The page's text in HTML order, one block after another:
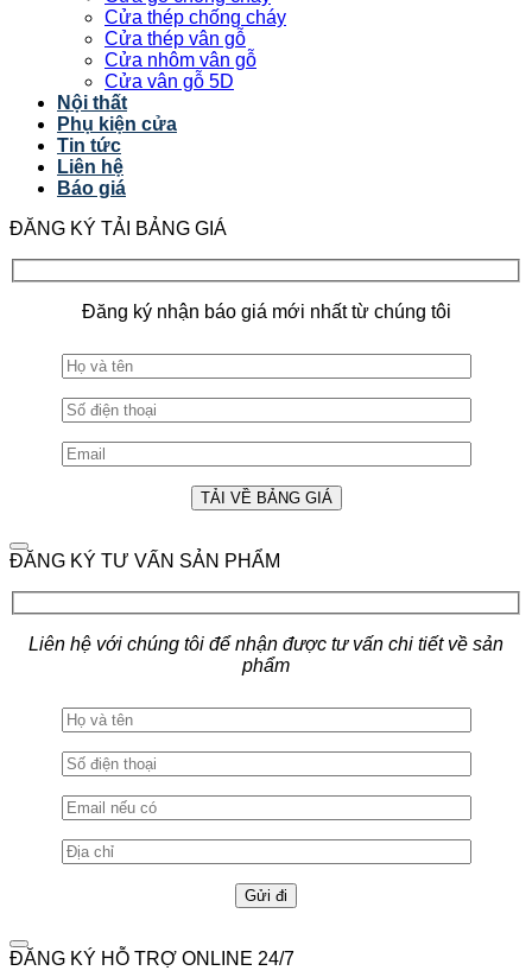
Cửa thép chống cháy
Cửa thép vân gỗ
Cửa nhôm vân gỗ
Cửa vân gỗ 5D
Nội thất
Phụ kiện cửa
Tin tức
Liên hệ
Báo giá
ĐĂNG KÝ TẢI BẢNG GIÁ
Đăng ký nhận báo giá mới nhất từ chúng tôi
ĐĂNG KÝ TƯ VẤN SẢN PHẨM
Liên hệ với chúng tôi để nhận được tư vấn chi tiết về sản
phẩm
ĐĂNG KÝ HỖ TRỢ ONLINE 24/7